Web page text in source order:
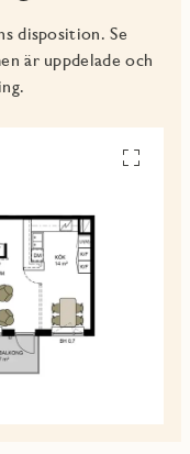
disposition. Se
är uppdelade och
Se